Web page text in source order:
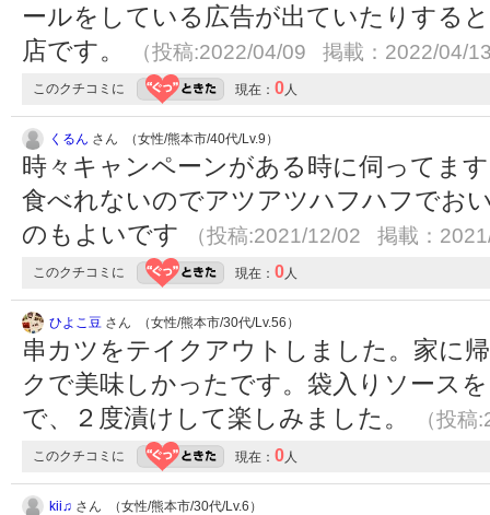
ールをしている広告が出ていたりする
店です。
（投稿:2022/04/09 掲載：2022/04/
このクチコミに 現在： 0 人
くるん さん （女性/熊本市/40代/Lv.9）
時々キャンペーンがある時に伺ってま
食べれないのでアツアツハフハフでお
のもよいです
（投稿:2021/12/02 掲載：
このクチコミに 現在： 0 人
ひよこ豆 さん （女性/熊本市/30代/Lv.56）
串カツをテイクアウトしました。家に
クで美味しかったです。袋入りソース
で、２度漬けして楽しみました。
（投
このクチコミに 現在： 0 人
kii♫ さん （女性/熊本市/30代/Lv.6）